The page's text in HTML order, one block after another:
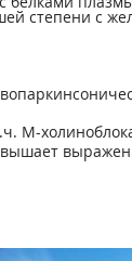
степени с
М-